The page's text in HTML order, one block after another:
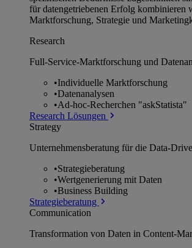
für datengetriebenen Erfolg kombinieren
Marktforschung, Strategie und
Research
Full-Service-Marktforschung und
•Individuelle Marktforschung
•Datenanalysen
•Ad-hoc-Recherchen "askStatista"
Research Lösungen
Strategy
Unternehmens­beratung für die Data-
•Strategieberatung
•Wertgenerierung mit Daten
•Business Building
Strategieberatung
Communication
Transformation von Daten in Content-